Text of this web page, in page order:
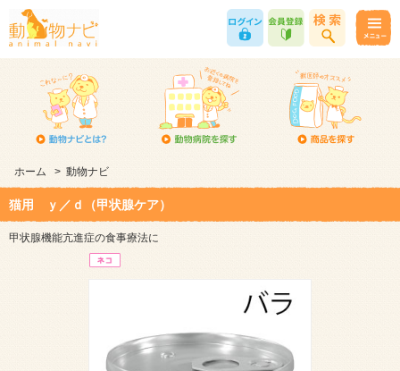
ホーム > 動物ナビ
猫用 ｙ／ｄ（甲状腺ケア）
甲状腺機能亢進症の食事療法に